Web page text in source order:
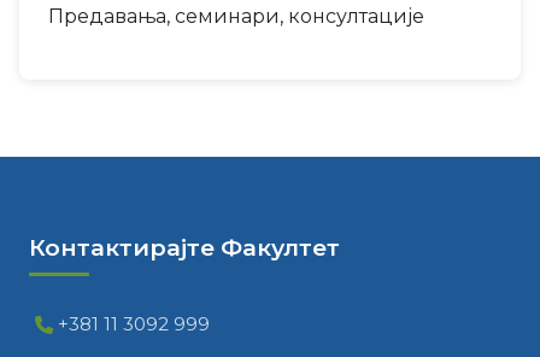
Предавања, семинари, консултације
Контактирајте Факултет
+381 11 3092 999